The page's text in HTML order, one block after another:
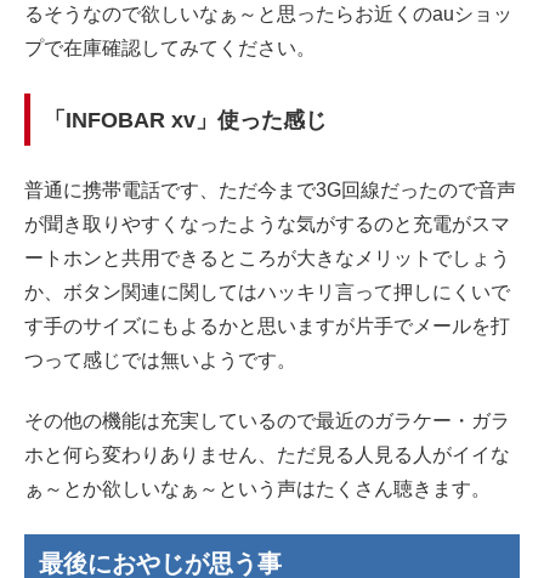
るそうなので欲しいなぁ～と思ったらお近くのauショッ
プで在庫確認してみてください。
「INFOBAR xv」使った感じ
普通に携帯電話です、ただ今まで3G回線だったので音声
が聞き取りやすくなったような気がするのと充電がスマ
ートホンと共用できるところが大きなメリットでしょう
か、ボタン関連に関してはハッキリ言って押しにくいで
す手のサイズにもよるかと思いますが片手でメールを打
つって感じでは無いようです。
その他の機能は充実しているので最近のガラケー・ガラ
ホと何ら変わりありません、ただ見る人見る人がイイな
ぁ～とか欲しいなぁ～という声はたくさん聴きます。
最後におやじが思う事